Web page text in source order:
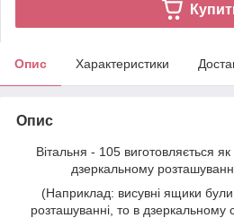
Опис Характеристики
Опис
Вітальня - 105 виготовляється
дзеркальному
(Наприклад: висувні ящики
розташуванні, то в дзеркальному